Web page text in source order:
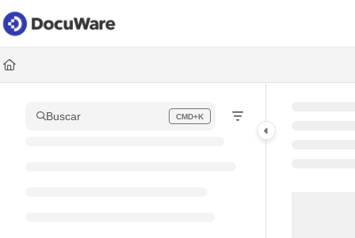
Documentation Index
Fetch the complete documentation index at:
Use this file to discover all available pages before exploring
Buscar CMD+K
Press CMD+K to open search